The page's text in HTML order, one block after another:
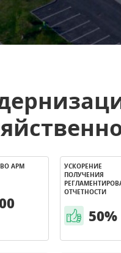
АРМ
УСКОРЕНИЕ
ПОЛУЧЕНИЯ
ОТЧЕТНОСТИ
50%